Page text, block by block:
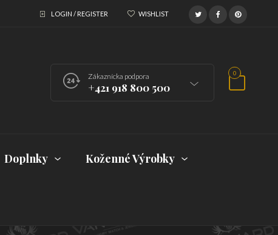
LOGIN / REGISTER WISHLIST
Zákaznícka podpora
+421 918 800 500
0
Doplnky Koženné Výrobky